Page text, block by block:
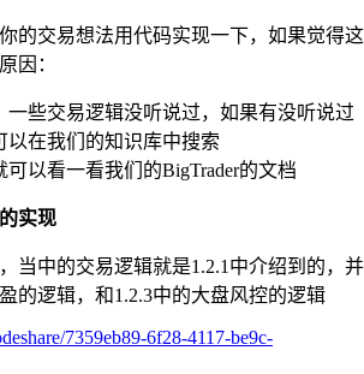
的交易想法用代码实现一下，如果觉得这
因：
一些交易逻辑没听说过，如果有没听说过
以在我们的知识库中搜索
以看一看我们的BigTrader的文档
实现
当中的交易逻辑就是1.2.1中介绍到的，并
的逻辑，和1.2.3中的大盘风控的逻辑
7359eb89-6f28-4117-be9c-